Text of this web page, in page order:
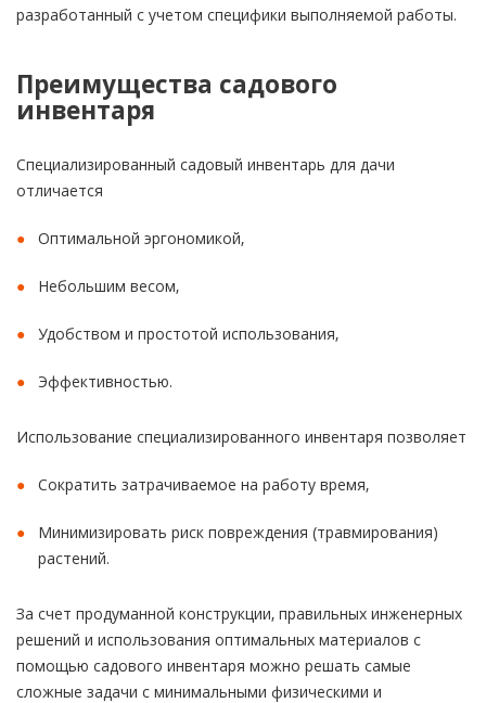
разработанный с учетом специфики выполняемой работы.
Преимущества садового
инвентаря
Специализированный садовый инвентарь для дачи
отличается
Оптимальной эргономикой,
Небольшим весом,
Удобством и простотой использования,
Эффективностью.
Использование специализированного инвентаря позволяет
Сократить затрачиваемое на работу время,
Минимизировать риск повреждения (травмирования)
растений.
За счет продуманной конструкции, правильных инженерных
решений и использования оптимальных материалов с
помощью садового инвентаря можно решать самые
сложные задачи с минимальными физическими и